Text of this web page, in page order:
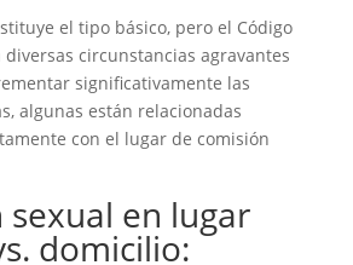
el tipo básico, pero el Código
diversas circunstancias agravantes
significativamente las
algunas están relacionadas
con el lugar de comisión
sexual en lugar
domicilio: